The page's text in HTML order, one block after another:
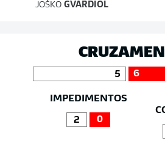
JOŠKO GVARDIOL
5 6
IMPEDIMENTOS
2 0